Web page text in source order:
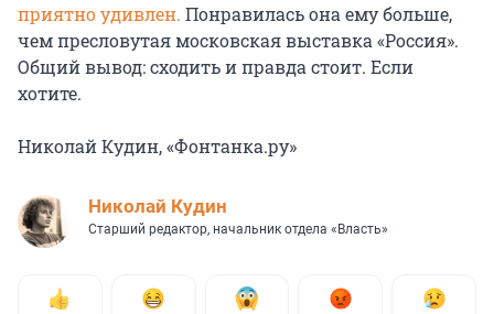
приятно удивлен. Понравилась она ему больше,
чем пресловутая московская выставка «Россия».
Общий вывод: сходить и правда стоит. Если
хотите.
Николай Кудин, «Фонтанка.ру»
Николай Кудин
Старший редактор, начальник отдела «Власть»